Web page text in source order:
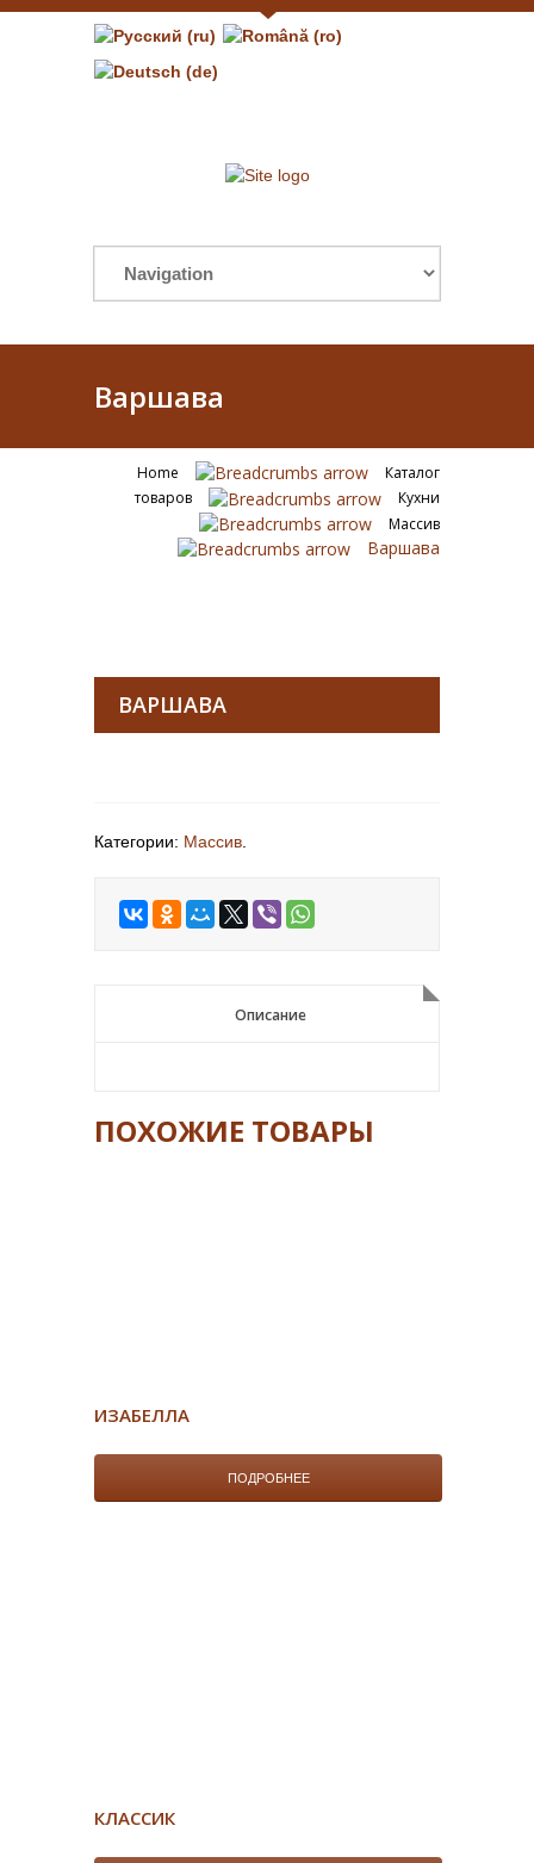
Варшава
Home
Каталог
товаров
Кухни
Массив
Варшава
ВАРШАВА
Категории: Массив
Описание
Описание
ПОХОЖИЕ ТОВАРЫ
ИЗАБЕЛЛА
ПОДРОБНЕЕ
КЛАССИК